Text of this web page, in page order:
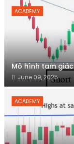
ACADEMY
Mô hình tam
June 09, 2025
ACADEMY